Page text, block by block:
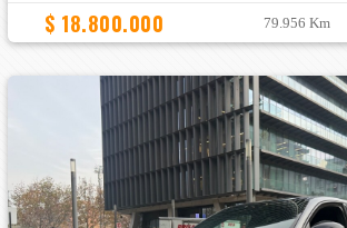
$ 18.800.000 79.956 Km